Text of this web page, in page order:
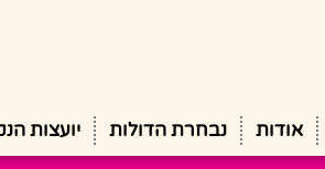
אודות נבחרת הדולות יועצות